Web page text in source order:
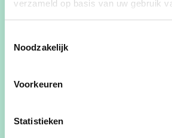
verzameld op basis van uw gebruik
Noodzakelijk
Voorkeuren
Statistieken
Het schepenambt vroeg veel
een passie gebleven. En ik was
Thuis werd hij sterk ondersteund.
“Marleen zorgde voor de
huishouden en de tuin. Zo